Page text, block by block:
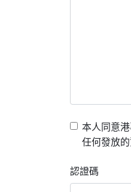
本人同意
任何發放
認證碼